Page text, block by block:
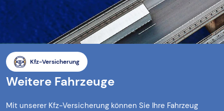
Kfz-Versicherung
Weitere Fahrzeuge
Mit unserer Kfz-Versicherung können Sie Ihre Fahrzeug